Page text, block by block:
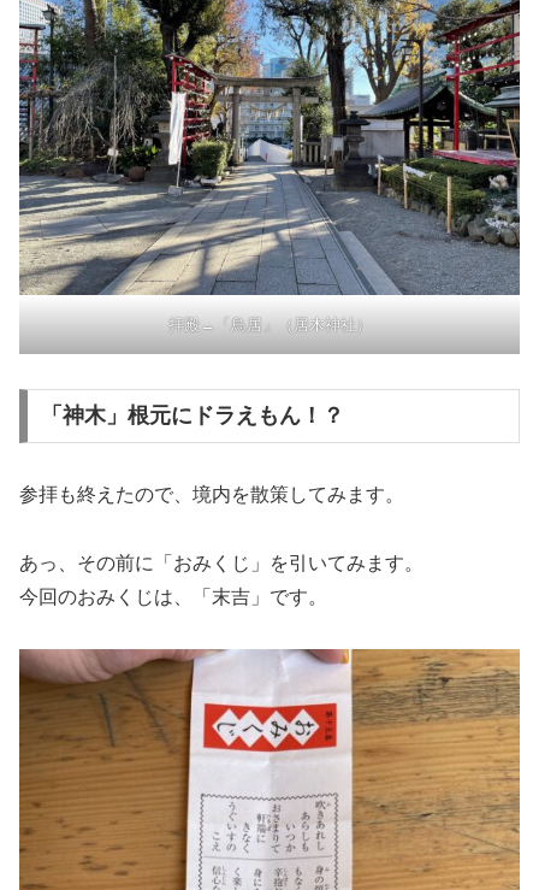
拝殿→「鳥居」（居木神社）
「神木」根元にドラえもん！？
参拝も終えたので、境内を散策してみます。
あっ、その前に「おみくじ」を引いてみます。
今回のおみくじは、「末吉」です。